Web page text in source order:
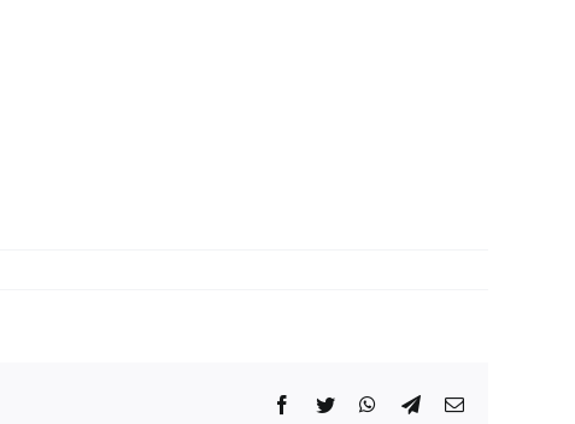
Facebook
Twitter WhatsApp
TelegramCorreo